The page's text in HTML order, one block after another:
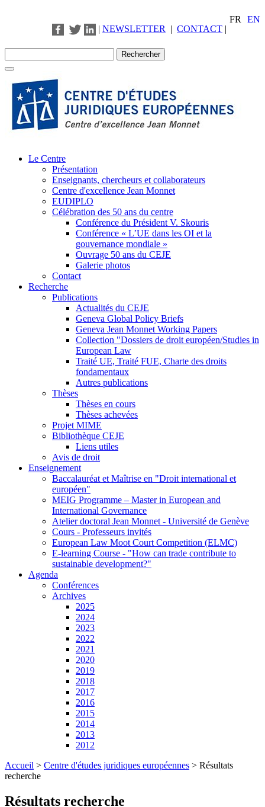
FR
EN
| NEWSLETTER | CONTACT |
Le Centre
Présentation
Enseignants, chercheurs et collaborateurs
Centre d'excellence Jean Monnet
EUDIPLO
Célébration des 50 ans du centre
Conférence du Président V. Skouris
Conférence « L’UE dans les OI et la
gouvernance mondiale »
Ouvrage 50 ans du CEJE
Galerie photos
Contact
Recherche
Publications
Actualités du CEJE
Geneva Global Policy Briefs
Geneva Jean Monnet Working Papers
Collection "Dossiers de droit européen/Studies in
European Law
Traité UE, Traité FUE, Charte des droits
fondamentaux
Autres publications
Thèses
Thèses en cours
Thèses achevées
Projet MIME
Bibliothèque CEJE
Liens utiles
Avis de droit
Enseignement
Baccalauréat et Maîtrise en "Droit international et
européen"
MEIG Programme – Master in European and
International Governance
Atelier doctoral Jean Monnet - Université de Genève
Cours - Professeurs invités
European Law Moot Court Competition (ELMC)
E-learning Course - "How can trade contribute to
sustainable development?"
Agenda
Conférences
Archives
2025
2024
2023
2022
2021
2020
2019
2018
2017
2016
2015
2014
2013
2012
Accueil > Centre d'études juridiques européennes > Résultats
recherche
Résultats recherche